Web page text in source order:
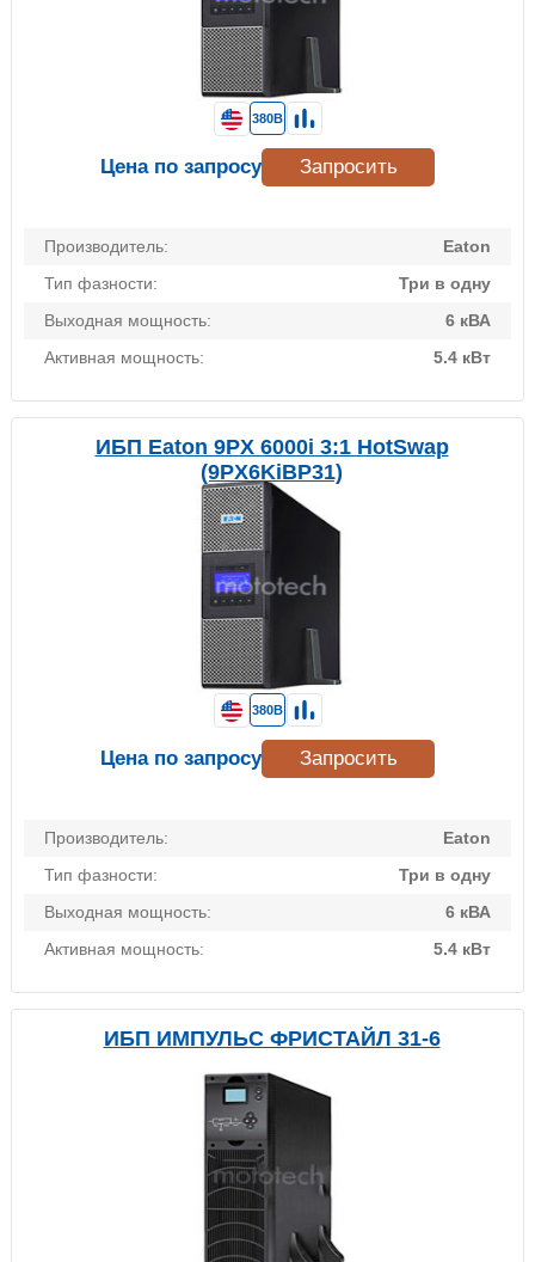
Производитель:
Eaton
Тип фазности:
Три в одну
Выходная мощность:
6 кВА
Активная мощность:
5.4 кВт
380В
Цена по запросу Запросить
ИБП Eaton 9PX 6000i 3:1 HotSwap
(9PX6KiBP31)
Производитель:
Eaton
Тип фазности:
Три в одну
Выходная мощность:
6 кВА
Активная мощность:
5.4 кВт
380В
Цена по запросу Запросить
ИБП ИМПУЛЬС ФРИСТАЙЛ 31-6